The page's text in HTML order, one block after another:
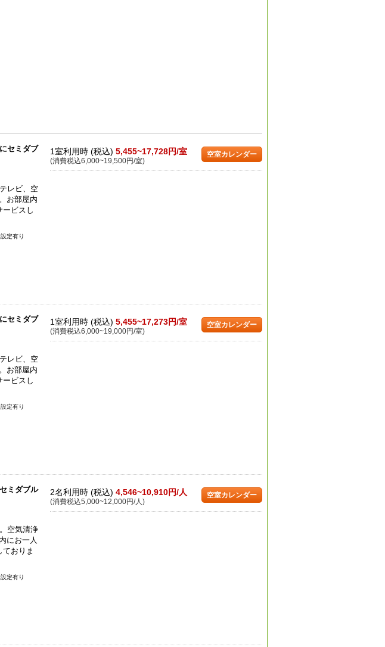
セミダブ
レビ、空
お部屋内
ービスし
定有り
1室利用時 (税込) 5,455~17,728円/室
(消費税込6,000~19,500円/室)
空室カレンダー
セミダブ
レビ、空
お部屋内
ービスし
定有り
1室利用時 (税込) 5,455~17,273円/室
(消費税込6,000~19,000円/室)
空室カレンダー
ミダブル
空気清浄
にお一人
おりま
定有り
2名利用時 (税込) 4,546~10,910円/人
(消費税込5,000~12,000円/人)
空室カレンダー